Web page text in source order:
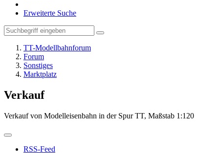
Erweiterte Suche
TT-Modellbahnforum
Forum
Sonstiges
Marktplatz
Verkauf
Verkauf von Modelleisenbahn in der Spur TT, Maßstab 1:120
RSS-Feed